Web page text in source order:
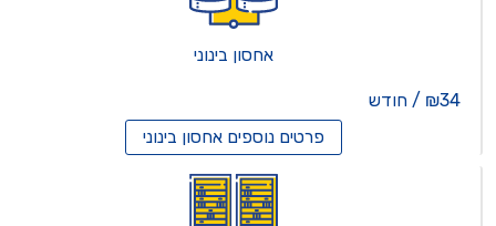
אחסון בינוני
₪34 / חודש
פרטים נוספיםאחסון בינוני